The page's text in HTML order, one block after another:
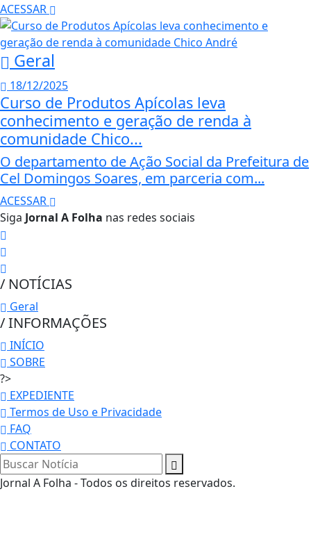
ACESSAR
Geral
18/12/2025
Curso de Produtos Apícolas leva
conhecimento e geração de renda à
comunidade Chico...
O departamento de Ação Social da Prefeitura de
Cel Domingos Soares, em parceria com...
ACESSAR
Siga Jornal A Folha nas redes sociais
/ NOTÍCIAS
Geral
/ INFORMAÇÕES
INÍCIO
SOBRE
?>
EXPEDIENTE
Termos de Uso e Privacidade
FAQ
CONTATO
Jornal A Folha - Todos os direitos reservados.
Termos de Uso e Privacidade